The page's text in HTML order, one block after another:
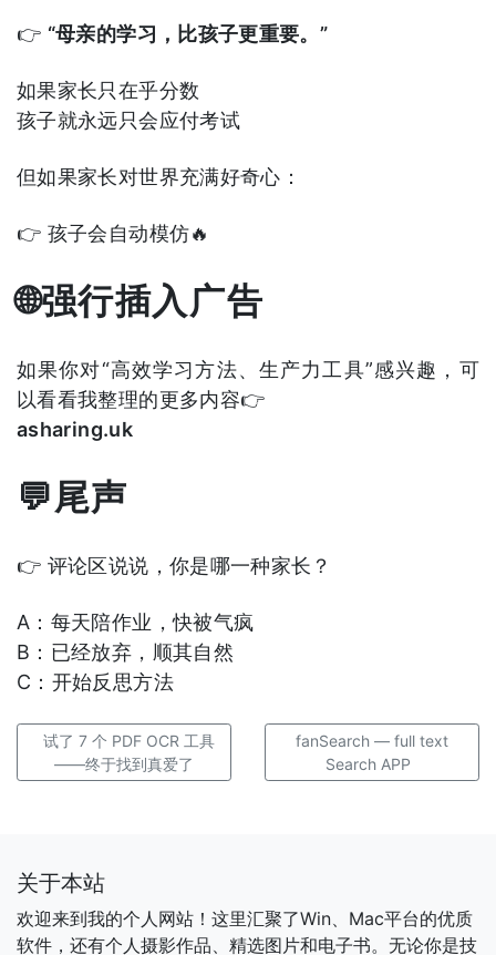
👉 “母亲的学习，比孩子更重要。”
如果家长只在乎分数
孩子就永远只会应付考试
但如果家长对世界充满好奇心：
👉 孩子会自动模仿🔥
🌐强行插入广告
如果你对“高效学习方法、生产力工具”感兴趣，可
以看看我整理的更多内容👉
asharing.uk
💬尾声
👉 评论区说说，你是哪一种家长？
A：每天陪作业，快被气疯
B：已经放弃，顺其自然
C：开始反思方法
试了 7 个 PDF OCR 工具
——终于找到真爱了
fanSearch — full text
Search APP
关于本站
欢迎来到我的个人网站！这里汇聚了Win、Mac平台的优质
软件，还有个人摄影作品、精选图片和电子书。无论你是技